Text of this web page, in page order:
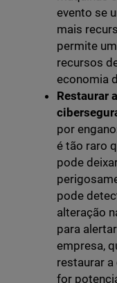
evento se
mais
permite
recursos
economia
Restaurar
por
é tão raro
pode
pode
alteração
para
empresa,
restaurar
for